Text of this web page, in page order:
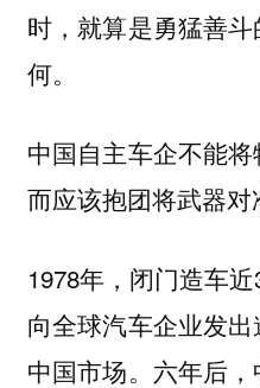
时，就算是勇猛善
何。
中国自主车企不能
而应该抱团将武器对
1978年，闭门造车
向全球汽车企业发
中国市场。六年后